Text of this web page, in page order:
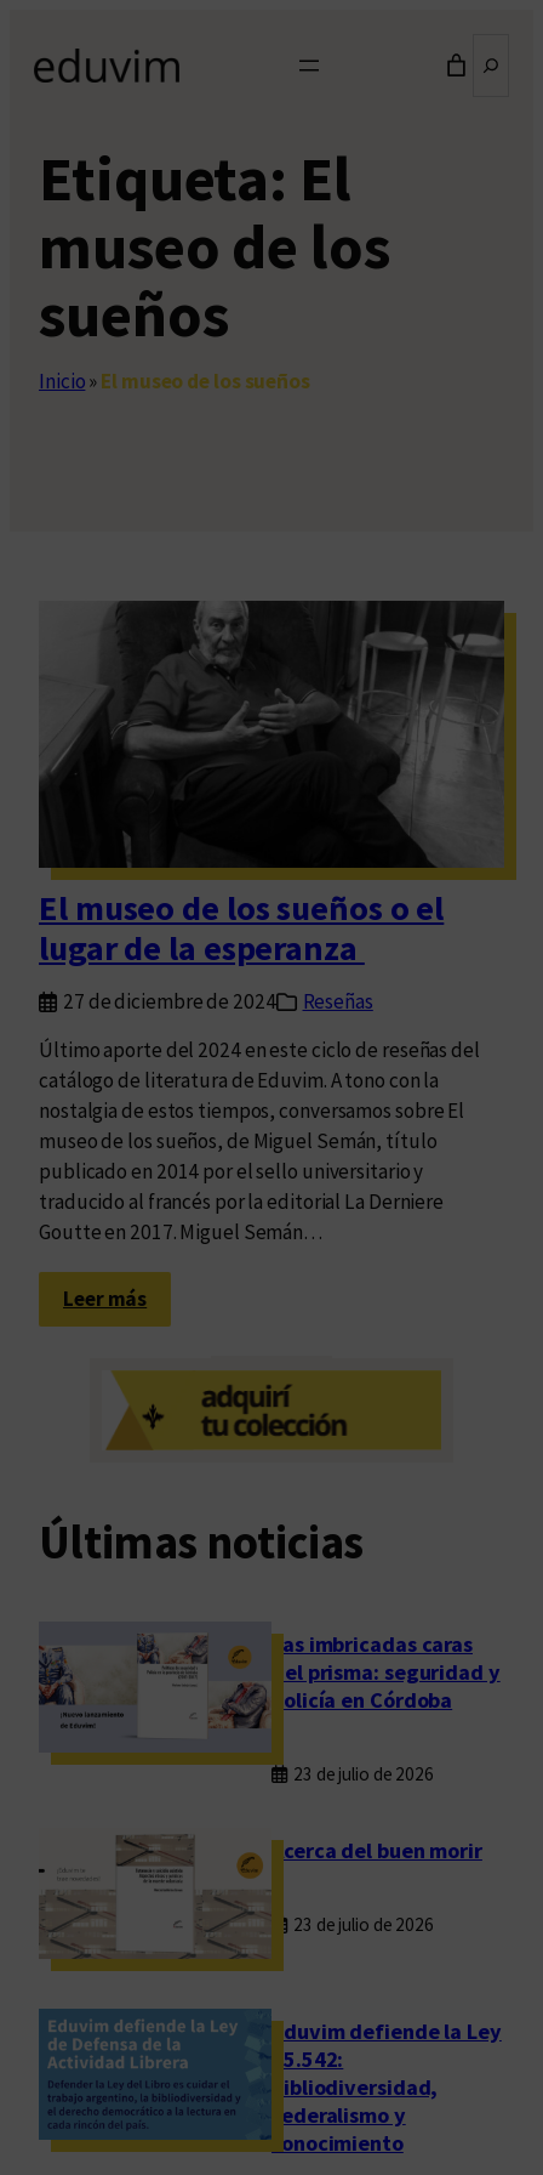
contenido
Etiqueta: El
museo de los
sueños
Inicio»El museo de los sueños
El museo de los sueños o el
lugar de la esperanza
27 de diciembre de 2024
Reseñas
Último aporte del 2024 en este ciclo de reseñas del
catálogo de literatura de Eduvim. A tono con la
nostalgia de estos tiempos, conversamos sobre El
museo de los sueños, de Miguel Semán, título
publicado en 2014 por el sello universitario y
traducido al francés por la editorial La Derniere
Goutte en 2017. Miguel Semán…
Leer más:
E
u
s
d
o
s
e
s
o
l
g
a
r
d
e
Últimas noticias
Las imbricadas caras
del prisma: seguridad y
policía en Córdoba
23 de julio de 2026
Acerca del buen morir
23 de julio de 2026
Eduvim defiende la Ley
25.542:
bibliodiversidad,
federalismo y
conocimiento